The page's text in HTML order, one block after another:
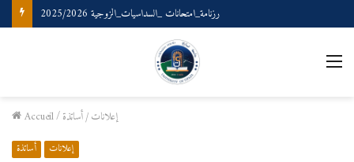
رزنامة_امتحانات _السداسيات_الزوجية 2025/2026
Accueil/ إعلانات/أساتذة
أساتذة إعلانات